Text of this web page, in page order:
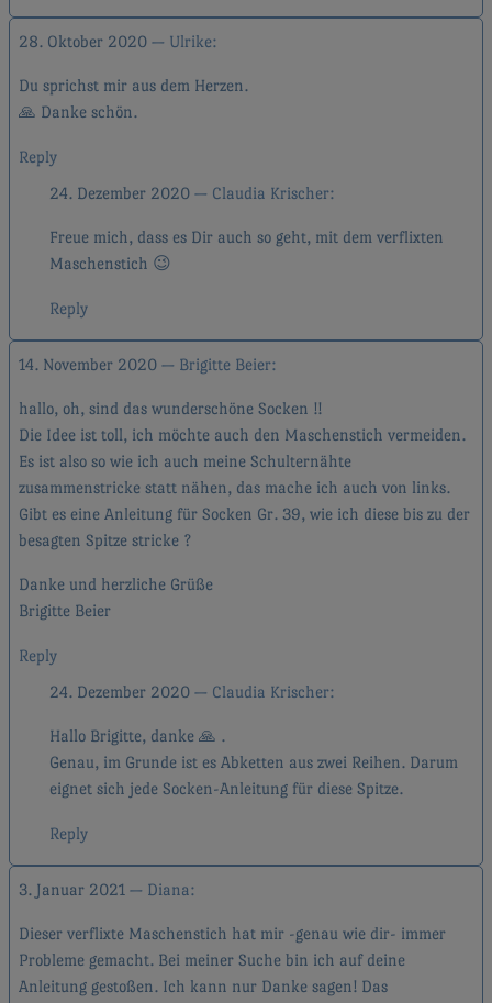
28. Oktober 2020 Ulrike
Du sprichst mir aus dem Herzen.
🙏 Danke schön.
Reply
24. Dezember 2020
Claudia Krischer
Freue mich, dass es Dir auch so geht, mit dem verflixten
Maschenstich 😉
Reply
14. November 2020 Brigitte Beier
hallo, oh, sind das wunderschöne Socken !!
Die Idee ist toll, ich möchte auch den Maschenstich vermeiden.
Es ist also so wie ich auch meine Schulternähte
zusammenstricke statt nähen, das mache ich auch von links.
Gibt es eine Anleitung für Socken Gr. 39, wie ich diese bis zu der
besagten Spitze stricke ?
Danke und herzliche Grüße
Brigitte Beier
Reply
24. Dezember 2020
Claudia Krischer
Hallo Brigitte, danke 🙏 .
Genau, im Grunde ist es Abketten aus zwei Reihen. Darum
eignet sich jede Socken-Anleitung für diese Spitze.
Reply
3. Januar 2021 Diana
Dieser verflixte Maschenstich hat mir -genau wie dir- immer
Probleme gemacht. Bei meiner Suche bin ich auf deine
Anleitung gestoßen. Ich kann nur Danke sagen! Das